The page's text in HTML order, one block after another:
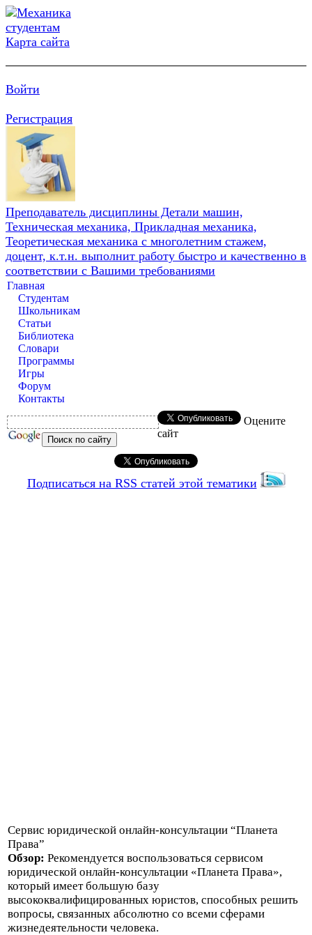
Карта сайта
Войти
Регистрация
Преподаватель дисциплины Детали машин,
Техническая механика, Прикладная механика,
Теоретическая механика с многолетним стажем,
доцент, к.т.н. выполнит работу быстро и качественно в
соответствии с Вашими требованиями
Главная
Студентам
Школьникам
Статьи
Библиотека
Словари
Программы
Игры
Форум
Контакты
Оцените
сайт
Подписаться на RSS статей этой тематики
Сервис юридической онлайн-консультации “Планета
Права”
Обзор: Рекомендуется воспользоваться сервисом
юридической онлайн-консультации «Планета Права»,
который имеет большую базу
высококвалифицированных юристов, способных решить
вопросы, связанных абсолютно со всеми сферами
жизнедеятельности человека.